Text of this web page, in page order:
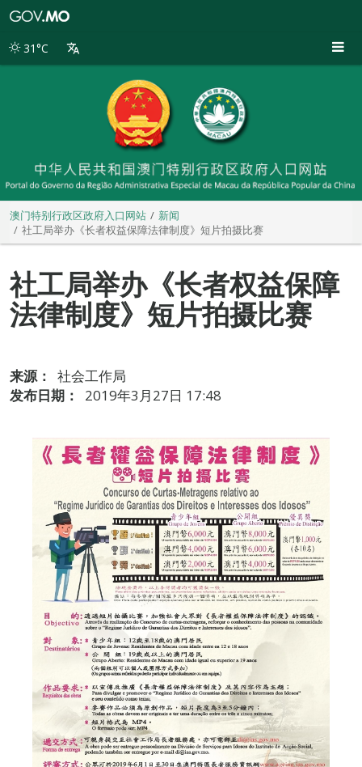
别
31°C
澳门特别行政区政府入口网站
新闻
社工局举办《长者权益保障法律制度》短片拍摄比赛
社工局举办《长者权益保障
法律制度》短片拍摄比赛
来源：
社会工作局
发布日期：
2019年3月27日 17:48